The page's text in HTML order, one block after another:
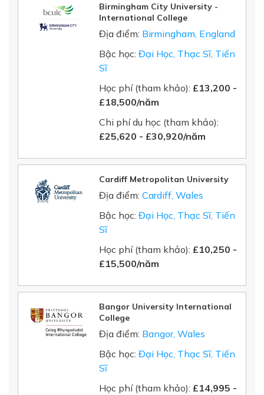
Birmingham City University -
International College
Địa điểm: Birmingham, England
Bậc học: Đại Học, Thạc Sĩ, Tiến
Sĩ
Học phí (tham khảo): £13,200 -
£18,500/năm
Chi phí du học (tham khảo):
£25,620 - £30,920/năm
Cardiff Metropolitan University
Địa điểm: Cardiff, Wales
Bậc học: Đại Học, Thạc Sĩ, Tiến
Sĩ
Học phí (tham khảo): £10,250 -
£15,500/năm
Bangor University International
College
Địa điểm: Bangor, Wales
Bậc học: Đại Học, Thạc Sĩ, Tiến
Sĩ
Học phí (tham khảo): £14,995 -